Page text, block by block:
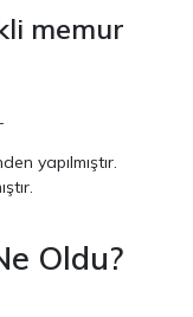
memur
yapılmıştır.
Oldu?